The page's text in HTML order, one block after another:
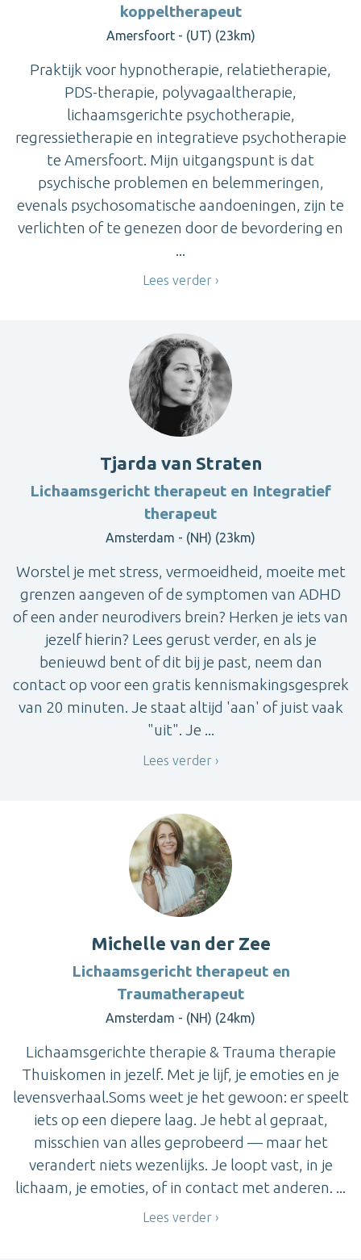
koppeltherapeut
Amersfoort - (UT) (23km)
Praktijk voor hypnotherapie, relatietherapie,
PDS-therapie, polyvagaaltherapie,
lichaamsgerichte psychotherapie,
regressietherapie en integratieve psychotherapie
te Amersfoort. Mijn uitgangspunt is dat
psychische problemen en belemmeringen,
evenals psychosomatische aandoeningen, zijn te
verlichten of te genezen door de bevordering en
...
Lees verder
Tjarda van Straten
Lichaamsgericht therapeut en Integratief
therapeut
Amsterdam - (NH) (23km)
Worstel je met stress, vermoeidheid, moeite met
grenzen aangeven of de symptomen van ADHD
of een ander neurodivers brein? Herken je iets van
jezelf hierin? Lees gerust verder, en als je
benieuwd bent of dit bij je past, neem dan
contact op voor een gratis kennismakingsgesprek
van 20 minuten. Je staat altijd 'aan' of juist vaak
"uit". Je ...
Lees verder
Michelle van der Zee
Lichaamsgericht therapeut en
Traumatherapeut
Amsterdam - (NH) (24km)
Lichaamsgerichte therapie & Trauma therapie
Thuiskomen in jezelf. Met je lijf, je emoties en je
levensverhaal.Soms weet je het gewoon: er speelt
iets op een diepere laag. Je hebt al gepraat,
misschien van alles geprobeerd — maar het
verandert niets wezenlijks. Je loopt vast, in je
lichaam, je emoties, of in contact met anderen. ...
Lees verder